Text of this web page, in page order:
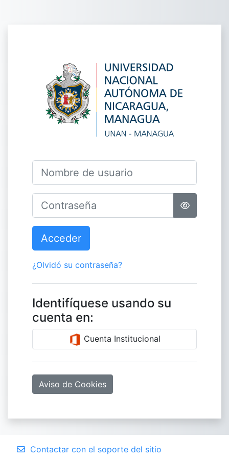
Entrar a
Nombre de usuario
Contraseña
Acceder
¿Olvidó su contraseña?
Identifíquese usando su
cuenta en:
Cuenta Institucional
Aviso de Cookies
Contactar con el soporte del sitio